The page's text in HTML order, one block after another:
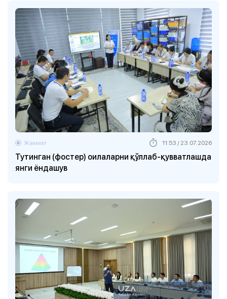
Тутинган (фостер) оилаларни қўллаб-қувватлашда
янги ёндашув
Жамият 11:53 / 23.07.2026